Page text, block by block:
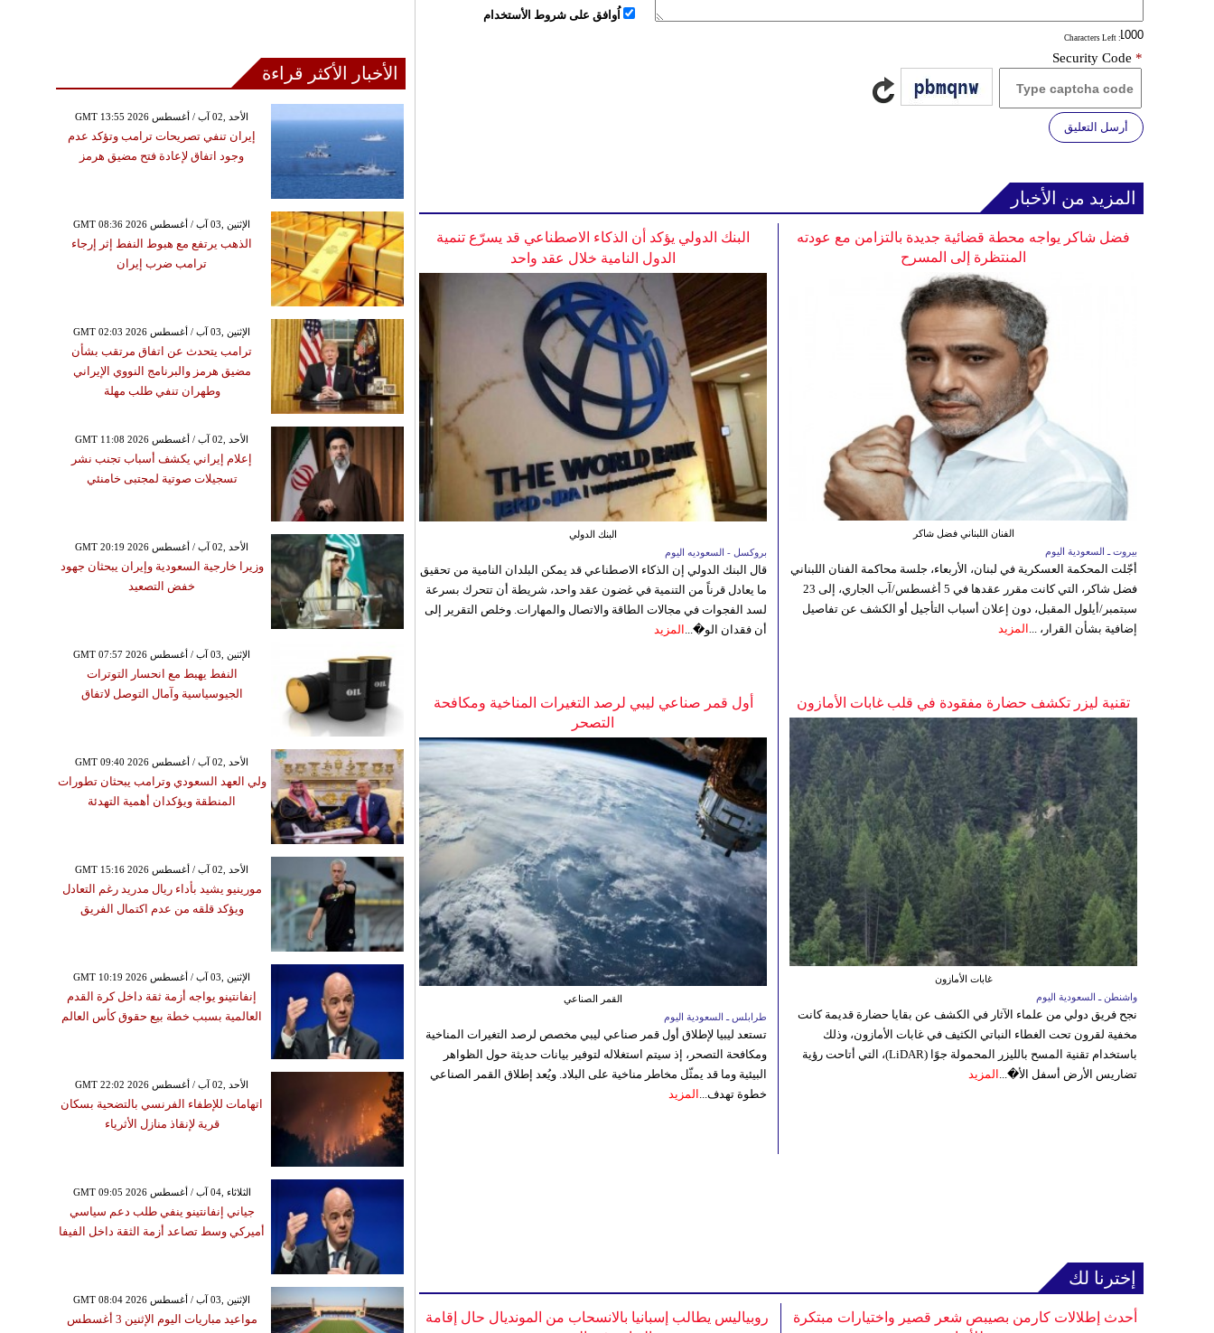
: Characters Left
اُوافق على شروط الأستخدام
Security Code *
أرسل التعليق
المزيد من الأخبار
البنك الدولي يؤكد أن الذكاء الاصطناعي قد يسرّع تنمية
الدول النامية خلال عقد واحد
البنك الدولي
بروكسل - السعوديه اليوم
قال البنك الدولي إن الذكاء الاصطناعي قد يمكن البلدان النامية من تحقيق
ما يعادل قرناً من التنمية في غضون عقد واحد، شريطة أن تتحرك بسرعة
لسد الفجوات في مجالات الطاقة والاتصال والمهارات. وخلص التقرير إلى
أن فقدان الو�... المزيد
فضل شاكر يواجه محطة قضائية جديدة بالتزامن مع عودته
المنتظرة إلى المسرح
الفنان اللبناني فضل شاكر
بيروت ـ السعودية اليوم
أجّلت المحكمة العسكرية في لبنان، الأربعاء، جلسة محاكمة الفنان اللبناني
فضل شاكر، التي كانت مقرر عقدها في 5 أغسطس/آب الجاري، إلى 23
سبتمبر/أيلول المقبل، دون إعلان أسباب التأجيل أو الكشف عن تفاصيل
إضافية بشأن القرار، ... المزيد
أول قمر صناعي ليبي لرصد التغيرات المناخية ومكافحة
التصحر
القمر الصناعي
طرابلس ـ السعودية اليوم
تستعد ليبيا لإطلاق أول قمر صناعي ليبي مخصص لرصد التغيرات المناخية
ومكافحة التصحر، إذ سيتم استغلاله لتوفير بيانات حديثة حول الظواهر
البيئية وما قد يمثّل مخاطر مناخية على البلاد. ويُعد إطلاق القمر الصناعي
خطوة تهدف... المزيد
تقنية ليزر تكشف حضارة مفقودة في قلب غابات الأمازون
غابات الأمازون
واشنطن ـ السعودية اليوم
نجح فريق دولي من علماء الآثار في الكشف عن بقايا حضارة قديمة كانت
مخفية لقرون تحت الغطاء النباتي الكثيف في غابات الأمازون، وذلك
باستخدام تقنية المسح بالليزر المحمولة جوًا (LiDAR)، التي أتاحت رؤية
تضاريس الأرض أسفل الأ�... المزيد
إخترنا لك
روبياليس يطالب إسبانيا بالانسحاب من المونديال حال إقامة
أحدث إطلالات كارمن بصيبص شعر قصير واختيارات مبتكرة
الأخبار الأكثر قراءة
GMT 13:55 2026 الأحد ,02 آب / أغسطس
إيران تنفي تصريحات ترامب وتؤكد عدم
وجود اتفاق لإعادة فتح مضيق هرمز
GMT 08:36 2026 الإثنين ,03 آب / أغسطس
الذهب يرتفع مع هبوط النفط إثر إرجاء
ترامب ضرب إيران
GMT 02:03 2026 الإثنين ,03 آب / أغسطس
ترامب يتحدث عن اتفاق مرتقب بشأن
مضيق هرمز والبرنامج النووي الإيراني
وطهران تنفي طلب مهلة
GMT 11:08 2026 الأحد ,02 آب / أغسطس
إعلام إيراني يكشف أسباب تجنب نشر
تسجيلات صوتية لمجتبى خامنئي
GMT 20:19 2026 الأحد ,02 آب / أغسطس
وزيرا خارجية السعودية وإيران يبحثان جهود
خفض التصعيد
GMT 07:57 2026 الإثنين ,03 آب / أغسطس
النفط يهبط مع انحسار التوترات
الجيوسياسية وآمال التوصل لاتفاق
GMT 09:40 2026 الأحد ,02 آب / أغسطس
ولي العهد السعودي وترامب يبحثان تطورات
المنطقة ويؤكدان أهمية التهدئة
GMT 15:16 2026 الأحد ,02 آب / أغسطس
مورينيو يشيد بأداء ريال مدريد رغم التعادل
ويؤكد قلقه من عدم اكتمال الفريق
GMT 10:19 2026 الإثنين ,03 آب / أغسطس
إنفانتينو يواجه أزمة ثقة داخل كرة القدم
العالمية بسبب خطة بيع حقوق كأس العالم
GMT 22:02 2026 الأحد ,02 آب / أغسطس
اتهامات للإطفاء الفرنسي بالتضحية بسكان
قرية لإنقاذ منازل الأثرياء
GMT 09:05 2026 الثلاثاء ,04 آب / أغسطس
جياني إنفانتينو ينفي طلب دعم سياسي
أميركي وسط تصاعد أزمة الثقة داخل الفيفا
GMT 08:04 2026 الإثنين ,03 آب / أغسطس
مواعيد مباريات اليوم الإثنين 3 أغسطس